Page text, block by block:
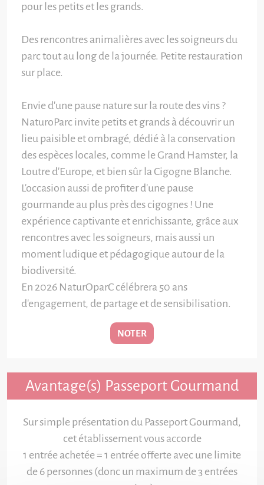
pour les petits et les grands.
Des rencontres animalières avec les soigneurs du
parc tout au long de la journée. Petite restauration
sur place.
Envie d'une pause nature sur la route des vins ?
NaturoParc invite petits et grands à découvrir un
lieu paisible et ombragé, dédié à la conservation
des espèces locales, comme le Grand Hamster, la
Loutre d'Europe, et bien sûr la Cigogne Blanche.
L'occasion aussi de profiter d'une pause
gourmande au plus près des cigognes ! Une
expérience captivante et enrichissante, grâce aux
rencontres avec les soigneurs, mais aussi un
moment ludique et pédagogique autour de la
biodiversité.
En 2026 NaturOparC célébrera 50 ans
d'engagement, de partage et de sensibilisation.
NOTER
Avantage(s) Passeport Gourmand
Sur simple présentation du Passeport Gourmand,
cet établissement vous accorde
1 entrée achetée = 1 entrée offerte avec une limite
de 6 personnes (donc un maximum de 3 entrées